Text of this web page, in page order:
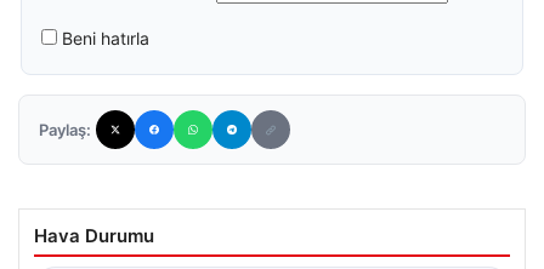
Beni hatırla
Paylaş:
Hava Durumu